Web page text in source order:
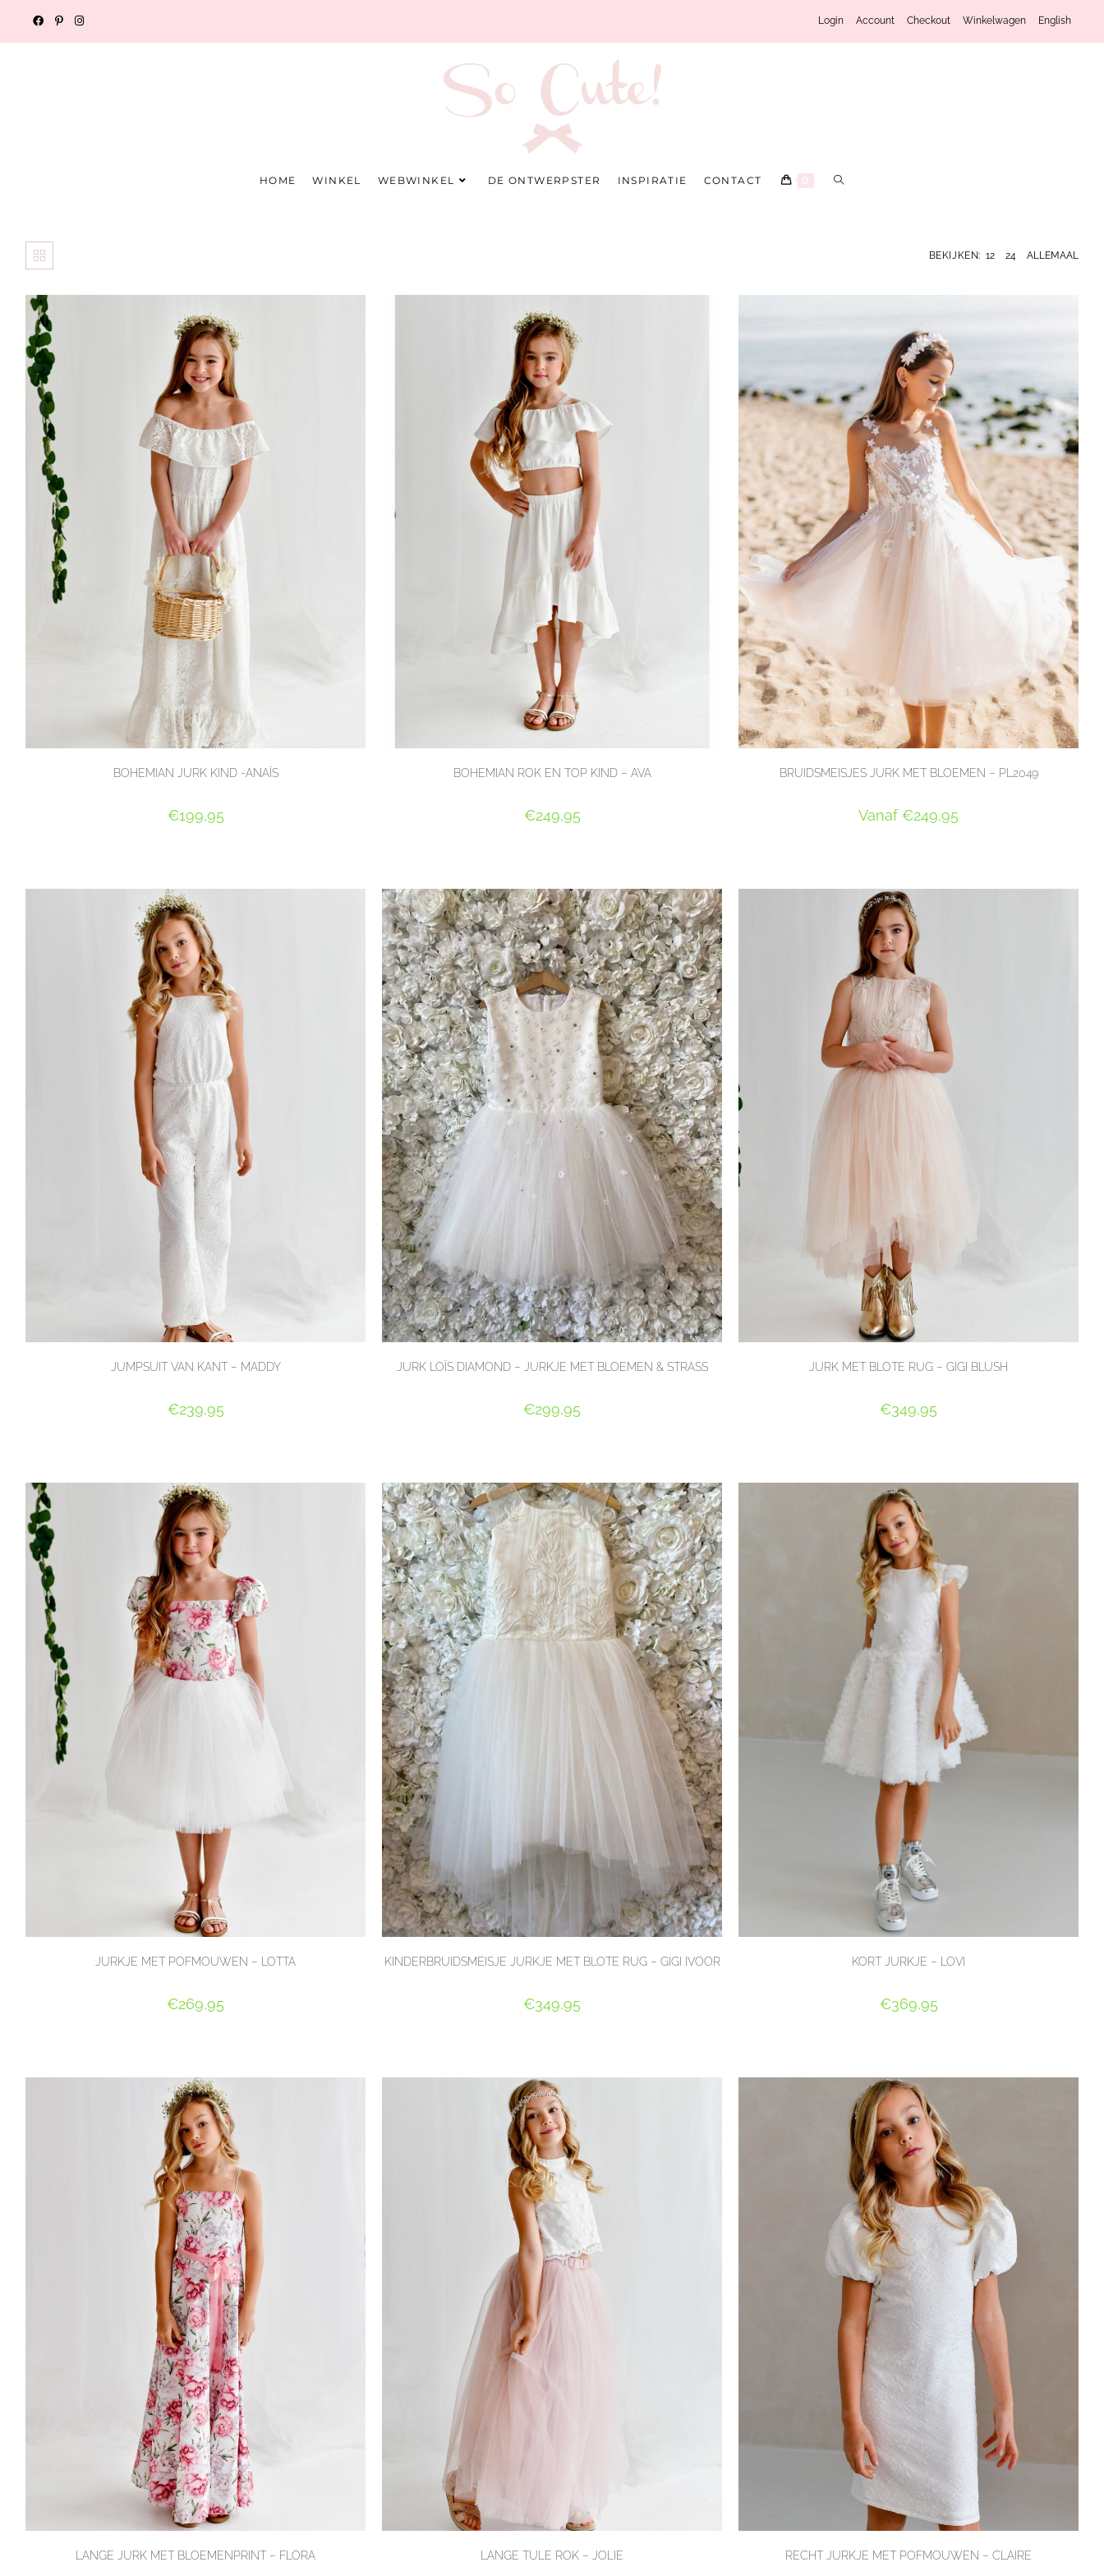
Login Account Checkout Winkelwagen English
HOME WINKEL WEBWINKEL DE ONTWERPSTER INSPIRATIE CONTACT 0
BEKIJKEN: 12 24 ALLEMAAL
BOHEMIAN JURK KIND -ANAÏS
€199,95
BOHEMIAN ROK EN TOP KIND – AVA
€249,95
BRUIDSMEISJES JURK MET BLOEMEN – PL2049
Vanaf€249,95
JUMPSUIT VAN KANT – MADDY
€239,95
JURK LOÏS DIAMOND – JURKJE MET BLOEMEN & STRASS
€299,95
JURK MET BLOTE RUG – GIGI BLUSH
€349,95
JURKJE MET POFMOUWEN – LOTTA
€269,95
KINDERBRUIDSMEISJE JURKJE MET BLOTE RUG – GIGI IVOOR
€349,95
KORT JURKJE – LOVI
€369,95
LANGE JURK MET BLOEMENPRINT – FLORA LANGE TULE ROK – JOLIE RECHT JURKJE MET POFMOUWEN – CLAIRE